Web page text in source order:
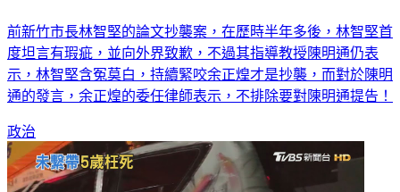
前新竹市長林智堅的論文抄襲案，在歷時半年多後，林智堅首
度坦言有瑕疵，並向外界致歉，不過其指導教授陳明通仍表
示，林智堅含冤莫白，持續緊咬余正煌才是抄襲，而對於陳明
通的發言，余正煌的委任律師表示，不排除要對陳明通提告！
政治